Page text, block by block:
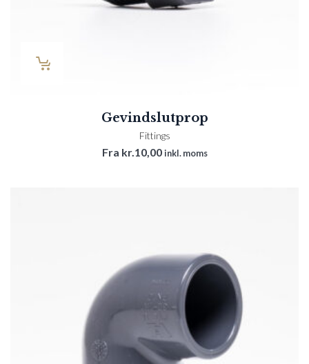
Gevindslutprop
Fittings
Fra kr.10,00 inkl. moms